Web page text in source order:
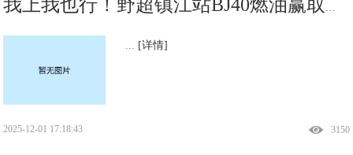
[详情]
3150
2025-12-01 17:18:43